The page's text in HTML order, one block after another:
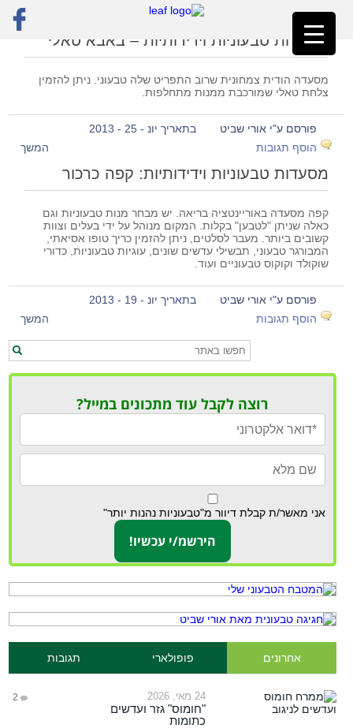
ראשי»פרדס חנה
מסעדות טבעוניות וידידותיות – באבא טאלי
מסעדה הודית צמחונית שרוב התפריט שלה טבעוני. ניתן להזמין
צלחת טאלי שמורכבת ממנות מתחלפות.
פורסם ע"י אורי שביט
בתאריך יונ - 25 - 2013
הוסף תגובות
המשך
מסעדות טבעוניות וידידותיות: קפה כרכור
קפה מסעדה באוריינטציה בריאה. יש מבחר מנות טבעוניות וגם
כאלה שניתן "לטבען" בקלות. המקום מנוהל על ידי בעלים וצוות
קשובים ביותר. מעבר לסלטים, ניתן להזמין כריך טופו אסיאתי,
המבורגר טבעוני, תבשילי עדשים שונים, עוגיות טבעוניות, כדורי
שוקולד וקוקוס טבעוניים ועוד.
פורסם ע"י אורי שביט
בתאריך יונ - 19 - 2013
הוסף תגובות
המשך
רוצה לקבל עוד מתכונים במייל?
אני מאשר/ת קבלת דיוור מ"טבעוניות נהנות יותר"
אחרונים פופולארי תגובות
24 מאי, 2026 2
"חומוס" גזר ועדשים
כתומות